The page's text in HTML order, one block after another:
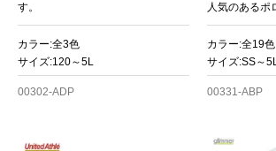
す。
カラー:全3色
サイズ:120～5L
00302-ADP
人気のあるポ
カラー:全19色
サイズ:SS～
00331-ABP